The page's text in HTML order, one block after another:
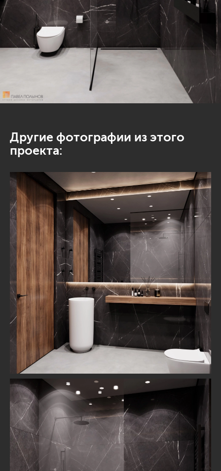
Другие фотографии из этого
проекта: